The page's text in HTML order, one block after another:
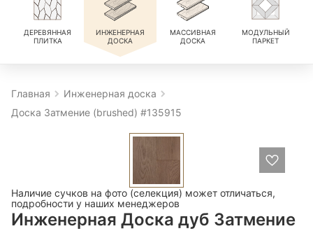
ДЕРЕВЯННАЯ
ПЛИТКА
ИНЖЕНЕРНАЯ
ДОСКА
МАССИВНАЯ
ДОСКА
МОДУЛЬНЫЙ
ПАРКЕТ
Главная
Инженерная доска
Доска Затмение (brushed) #135915
Наличие сучков на фото (селекция) может отличаться,
подробности у наших менеджеров
Инженерная Доска дуб Затмение